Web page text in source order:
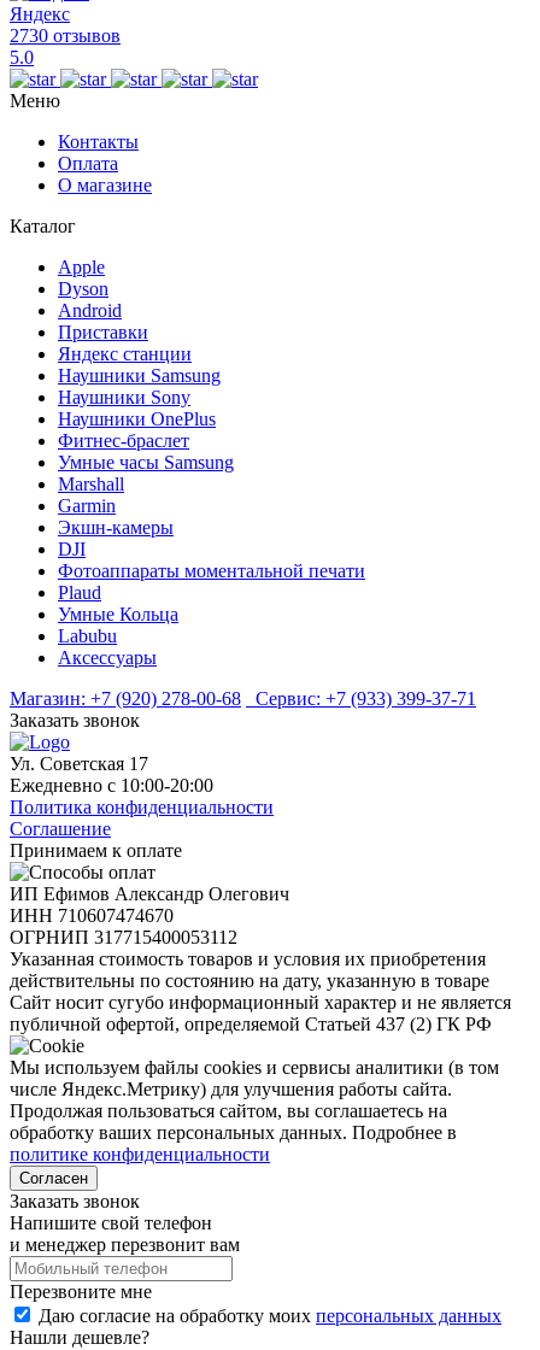
Яндекс
2730 отзывов
5.0
Меню
Контакты
Оплата
О магазине
Каталог
Apple
Dyson
Android
Приставки
Яндекс станции
Наушники Samsung
Наушники Sony
Наушники OnePlus
Фитнес-браслет
Умные часы Samsung
Marshall
Garmin
Экшн-камеры
DJI
Фотоаппараты моментальной печати
Plaud
Умные Кольца
Labubu
Аксессуары
Магазин: +7 (920) 278-00-68 Сервис: +7 (933) 399-37-71
Заказать звонок
Ул. Советская 17
Ежедневно с 10:00-20:00
Политика конфиденциальности
Соглашение
Принимаем к оплате
ИП Ефимов Александр Олегович
ИНН 710607474670
ОГРНИП 317715400053112
Указанная стоимость товаров и условия их приобретения
действительны по состоянию на дату, указанную в товаре
Сайт носит сугубо информационный характер и не является
публичной офертой, определяемой Статьей 437 (2) ГК РФ
Мы используем файлы cookies и сервисы аналитики (в том
числе Яндекс.Метрику) для улучшения работы сайта.
Продолжая пользоваться сайтом, вы соглашаетесь на
обработку ваших персональных данных. Подробнее в
политике конфиденциальности
Согласен
Заказать звонок
Напишите свой телефон
и менеджер перезвонит вам
Перезвоните мне
Даю согласие на обработку моих персональных данных
Нашли дешевле?